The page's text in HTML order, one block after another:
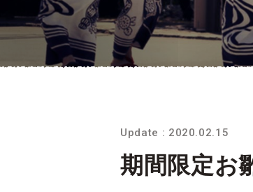
Update : 2020.02.15
期間限定お